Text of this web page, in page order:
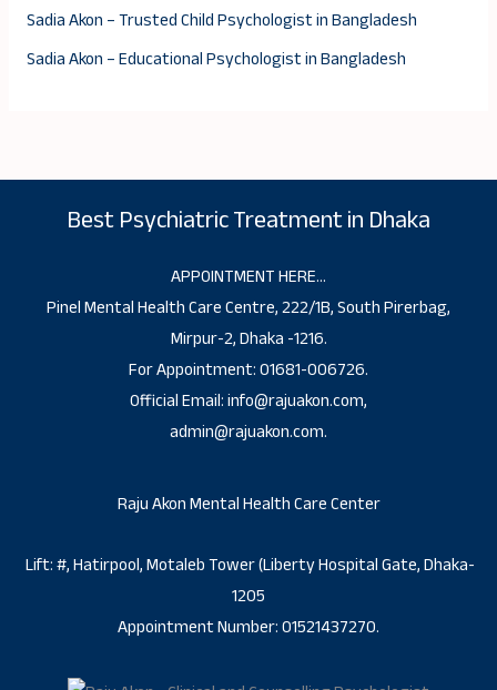
Sadia Akon – Trusted Child Psychologist in Bangladesh
Sadia Akon – Educational Psychologist in Bangladesh
Best Psychiatric Treatment in Dhaka
APPOINTMENT HERE…
Pinel Mental Health Care Centre, 222/1B, South Pirerbag,
Mirpur-2, Dhaka -1216.
For Appointment: 01681-006726.
Official Email: info@rajuakon.com,
admin@rajuakon.com.
Raju Akon Mental Health Care Center
Lift: #, Hatirpool, Motaleb Tower (Liberty Hospital Gate, Dhaka-
1205
Appointment Number: 01521437270.